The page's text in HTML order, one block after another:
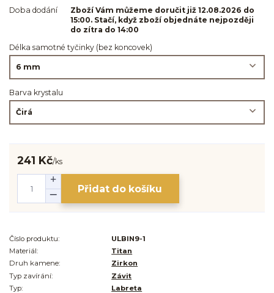
Doba dodání
Zboží Vám můžeme doručit již 12.08.2026 do
15:00. Stačí, když zboží objednáte nejpozději
do zítra do 14:00
Délka samotné tyčinky (bez koncovek)
Barva krystalu
241 Kč/ks
Přidat do košíku
Číslo produktu:
ULBIN9-1
Materiál:
Titan
Druh kamene:
Zirkon
Typ zavírání:
Závit
Typ:
Labreta